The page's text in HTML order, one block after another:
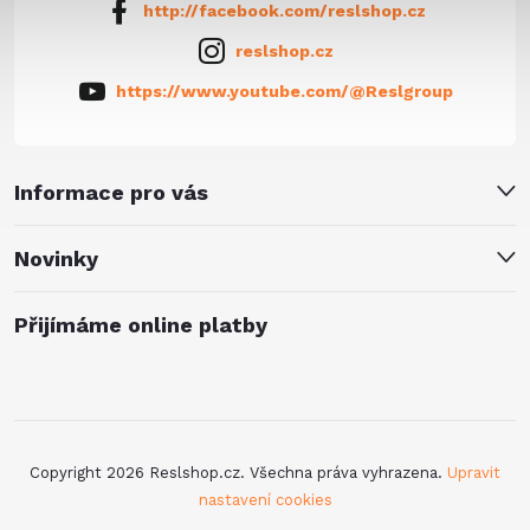
Informace pro vás
Novinky
http://facebook.com/reslshop.cz
reslshop.cz
https://www.youtube.com/@Reslgroup
Přijímáme online platby
Copyright 2026 Reslshop.cz. Všechna práva vyhrazena. Upravit
nastavení cookies